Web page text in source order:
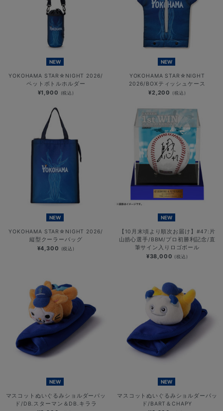
NEW
YOKOHAMA STAR☆NIGHT 2026/
ペットボトルホルダー
¥1,900 (税込)
NEW
YOKOHAMA STAR☆NIGHT
2026/BOXティッシュケース
¥2,200 (税込)
NEW
YOKOHAMA STAR☆NIGHT 2026/
縦型クーラーバッグ
¥4,300 (税込)
NEW
【10月末頃より順次お届け】#47:片
山皓心選手/BBM/プロ初勝利記念/直
筆サイン入りロゴボール
¥38,000 (税込)
NEW
マスコットぬいぐるみショルダーパッ
ド/DB.スターマン＆DB.キララ
NEW
マスコットぬいぐるみショルダーパッ
ド/BART＆CHAPY